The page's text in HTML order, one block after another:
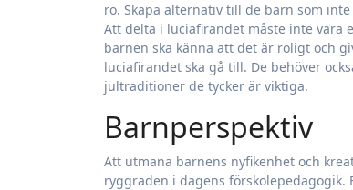
ro. Skapa alternativ till de barn som
Att delta i luciafirandet måste inte vara
barnen ska känna att det är roligt och
luciafirandet ska gå till. De behöver
jultraditioner de tycker är viktiga.
Barnperspektiv
Att utmana barnens nyfikenhet och
ryggraden i dagens